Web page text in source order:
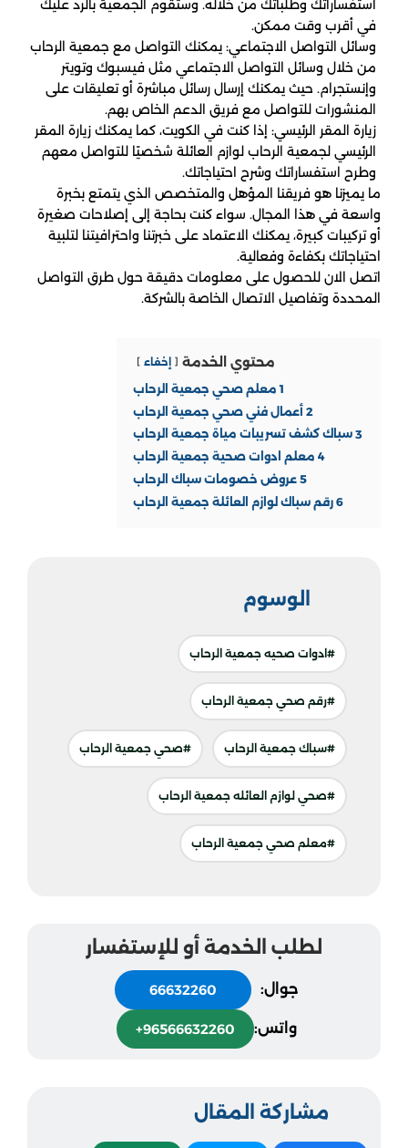
استفساراتك وطلباتك من خلاله. وستقوم الجمعية بالرد عليك
في أقرب وقت ممكن.
وسائل التواصل الاجتماعي: يمكنك التواصل مع جمعية الرحاب
من خلال وسائل التواصل الاجتماعي مثل فيسبوك وتويتر
وإنستجرام. حيث يمكنك إرسال رسائل مباشرة أو تعليقات على
المنشورات للتواصل مع فريق الدعم الخاص بهم.
زيارة المقر الرئيسي: إذا كنت في الكويت، كما يمكنك زيارة المقر
الرئيسي لجمعية الرحاب لوازم العائلة شخصيًا للتواصل معهم
وطرح استفساراتك وشرح احتياجاتك.
ما يميزنا هو فريقنا المؤهل والمتخصص الذي يتمتع بخبرة
واسعة في هذا المجال. سواء كنت بحاجة إلى إصلاحات صغيرة
أو تركيبات كبيرة، يمكنك الاعتماد على خبرتنا واحترافيتنا لتلبية
احتياجاتك بكفاءة وفعالية.
اتصل الان للحصول على معلومات دقيقة حول طرق التواصل
المحددة وتفاصيل الاتصال الخاصة بالشركة.
محتوي الخدمة إخفاء
1 معلم صحي جمعية الرحاب
2 أعمال فني صحي جمعية الرحاب
3 سباك كشف تسريبات مياة جمعية الرحاب
4 معلم ادوات صحية جمعية الرحاب
5 عروض خصومات سباك الرحاب
6 رقم سباك لوازم العائلة جمعية الرحاب
الوسوم
#ادوات صحيه جمعية الرحاب
#رقم صحي جمعية الرحاب
#سباك جمعية الرحاب #صحي جمعية الرحاب
#صحي لوازم العائله جمعية الرحاب
#معلم صحي جمعية الرحاب
لطلب الخدمة أو للإستفسار
جوال: 66632260
واتس: +96566632260
مشاركة المقال